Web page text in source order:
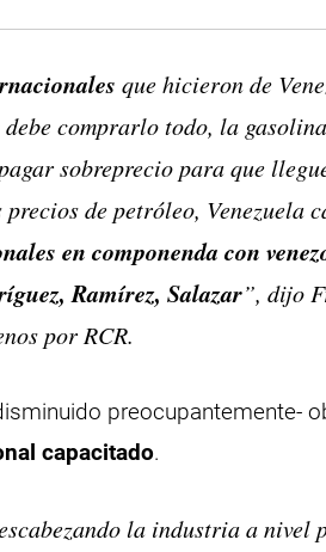
que hicieron de
comprarlo todo, la
sobreprecio para que
de petróleo, Venezuela
en componenda con
Ramírez, Salazar”, dijo
por RCR.
preocupantemente-
capacitado.
la industria a nivel